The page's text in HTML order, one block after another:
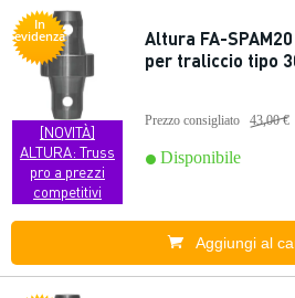
In
evidenza
[NOVITÀ]
ALTURA: Truss
pro a prezzi
competitivi
Altura FA-
per traliccio tipo
Prezzo consigliato 43,00 €
Disponibile
Aggiungi al